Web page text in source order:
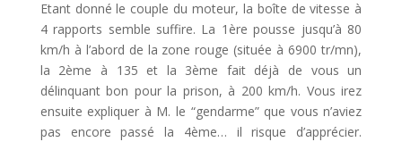
Etant donné le couple du moteur, la boîte de vitesse à
4 rapports semble suffire. La 1ère pousse jusqu’à 80
km/h à l’abord de la zone rouge (située à 6900 tr/mn),
la 2ème à 135 et la 3ème fait déjà de vous un
délinquant bon pour la prison, à 200 km/h. Vous irez
ensuite expliquer à M. le “gendarme” que vous n’aviez
pas encore passé la 4ème… il risque d’apprécier.